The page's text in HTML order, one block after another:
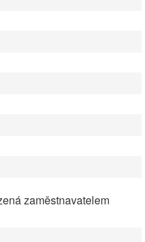
zaměstnavatelem